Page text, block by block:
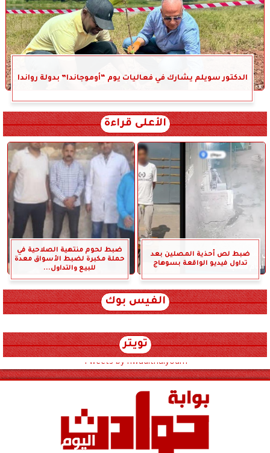
الدكتور سويلم يشارك في فعاليات يوم “أوموجاندا” بدولة رواندا
الأعلى قراءة
ضبط لص أحذية المصلين بعد
تداول فيديو الواقعة بسوهاج
ضبط لحوم منتهية الصلاحية في
حملة مكبرة لضبط الأسواق معدة
للبيع والتداول...
الفيس بوك
تويتر
Tweets by hwadithalyoum